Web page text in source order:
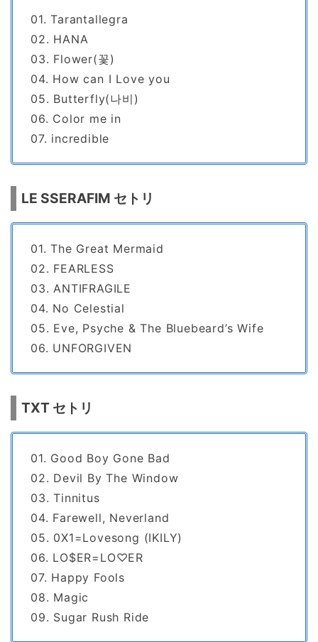
01. Tarantallegra
02. HANA
03. Flower(꽃)
04. How can I Love you
05. Butterfly(나비)
06. Color me in
07. incredible
LE SSERAFIM セトリ
01. The Great Mermaid
02. FEARLESS
03. ANTIFRAGILE
04. No Celestial
05. Eve, Psyche & The Bluebeard’s Wife
06. UNFORGIVEN
TXT セトリ
01. Good Boy Gone Bad
02. Devil By The Window
03. Tinnitus
04. Farewell, Neverland
05. 0X1=Lovesong (IKILY)
06. LO$ER=LO♡ER
07. Happy Fools
08. Magic
09. Sugar Rush Ride